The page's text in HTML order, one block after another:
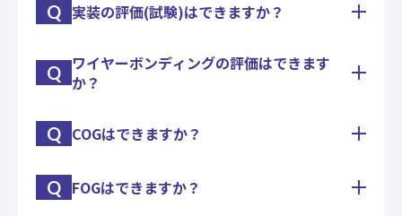
パッケージの大きな漏れが分かるエアリークテスト
テストを実施するする設備を保有しておりますの
で、お気軽にご相談ください
Q 実装の評価(試験)はできますか？
ダイシェア強度試験、ワイヤープル強度試験、ボー
ルシェア強度試験、ACF実装時のピール強度試験の
ます。
Q ワイヤーボンディングの評価はできます
か？
品質保証やメッキ評価の為に、ワイヤーボンディン
す。
金ワイヤーボンディング以外にも、銀ワイヤー・銅
Q COGはできますか？
多種多様なサンプル作成を通じ、弊社では高いCOG
Q FOGはできますか？